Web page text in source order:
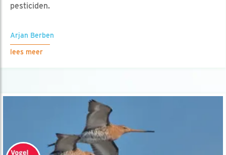
pesticiden.
Arjan Berben
lees meer